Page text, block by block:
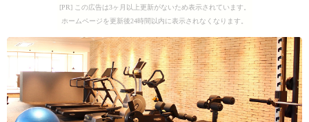
[PR] この広告は3ヶ月以上更新がないため表示されています。
ホームページを更新後24時間以内に表示されなくなります。